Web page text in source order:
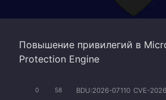
Повышение привилегий в
Protection Engine
0 58 BDU:2026-07110 CVE-